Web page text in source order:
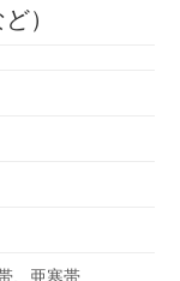
）
、亜寒帯